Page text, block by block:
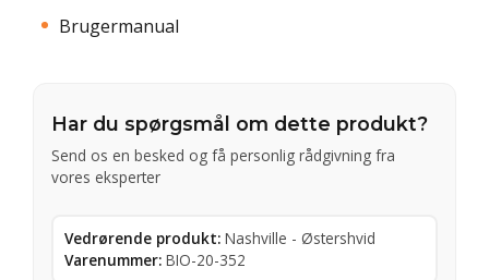
Brugermanual
Har du spørgsmål om dette produkt?
Send os en besked og få personlig rådgivning fra
vores eksperter
Vedrørende produkt: Nashville - Østershvid
Varenummer: BIO-20-352